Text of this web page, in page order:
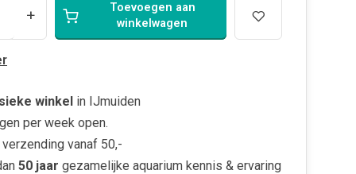
+
Toevoegen aan
winkelwagen
winkel in IJmuiden
per week open.
verzending vanaf 50,-
50 jaar gezamelijke aquarium kennis & ervaring